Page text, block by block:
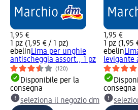
1,95 €
1 pz (1,95 € / 1 pz)
ebelinLima per unghie
antischeggia assort., 1 pz
(120)
Disponibile per la
consegna
seleziona il negozio dm
1,95 €
1 pz (1,95
ebelin
levigante
consegna